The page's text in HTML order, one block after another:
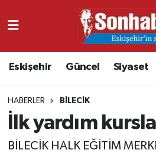
Eskişehir Güncel Siyaset
HABERLER BILECIK
İlk yardım
BİLECİK HALK EĞİTİM
Ekonomi
Güncel
Nöbetçi Eczaneler
Namaz Vakitleri
Trafik Durumu